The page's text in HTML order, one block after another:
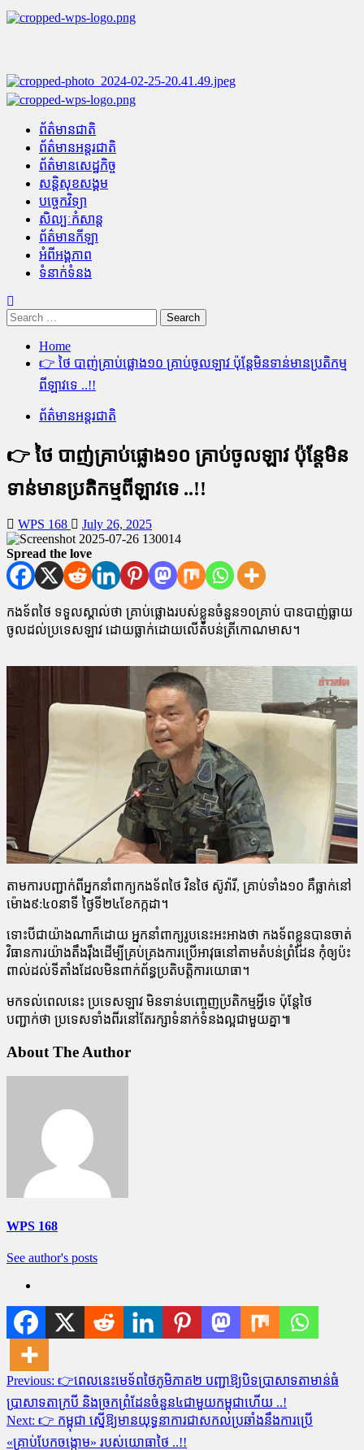
Skip
to
Primary
ព័ត៌មានជាតិ
ព័ត៌មានអន្តរជាតិ
ព័ត៌មានសេដ្ឋកិច្ច
សន្តិសុខសង្គម
បច្ចេកវិទ្យា
សិល្បៈកំសាន្ត
ព័ត៌មានកីឡា
អំពីអង្គភាព
ទំនាក់ទំនង
Search
for:
Home
👉 ថៃ បាញ់គ្រាប់ផ្លោង១០ គ្រាប់ចូលឡាវ ប៉ុន្តែមិនទាន់មានប្រតិកម្ម
ពីឡាវទេ ..!!
ព័ត៌មានអន្តរជាតិ
👉 ថៃ បាញ់គ្រាប់ផ្លោង១០ គ្រាប់ចូលឡាវ ប៉ុន្តែមិន
ទាន់មានប្រតិកម្មពីឡាវទេ ..!!
WPS 168 July 26, 2025
Spread the love
កងទ័ពថៃ ទទួលស្គាល់ថា គ្រាប់ផ្លោងរបស់ខ្លួនចំនួន១០គ្រាប់ បានបាញ់ធ្លាយ
ចូលដល់ប្រទេសឡាវ ដោយធ្លាក់ដោយលើតំបន់ត្រីកោណមាស។
តាមការបញ្ជាក់ពីអ្នកនាំពាក្យកងទ័ពថៃ វិនថៃ ស៊ូវ៉ារី, គ្រាប់ទាំង១០ គឺធ្លាក់នៅ
ម៉ោង៩:៤០នាទី ថ្ងៃទី២៤ខែកក្កដា។
ទោះបីជាយ៉ាងណាក៏ដោយ អ្នកនាំពាក្យរូបនេះអះអាងថា កងទ័ពខ្លួនបានចាត់
វិធានការយ៉ាងតឹងរ៉ឹងដើម្បីគ្រប់គ្រងការប្រើអាវុធនៅតាមតំបន់ព្រំដែន កុំឲ្យប៉ះ
ពាល់ដល់ទីតាំងដែលមិនពាក់ព័ន្ធប្រតិបត្តិការយោធា។
មកទល់ពេលនេះ ប្រទេសឡាវ មិនទាន់បញ្ចេញប្រតិកម្មអ្វីទេ ប៉ុន្តែថៃ
បញ្ជាក់ថា ប្រទេសទាំងពីរនៅតែរក្សាទំនាក់ទំនងល្អជាមួយគ្នា៕
About The Author
WPS 168
See author's posts
Post
navigation
Previous: 👉ពេលនេះមេទ័ពថៃភូមិភាគ២ បញ្ជាឱ្យបិទប្រាសាទតាមាន់ធំ
ប្រាសាទតាក្របី និងច្រកព្រំដែនចំនួន៤ជាមួយកម្ពុជាហើយ​ ..!
Next: 👉 កម្ពុជា ស្នើឱ្យមានយុទ្ធនាការជាសកលប្រឆាំង​នឹង​ការ​ប្រើ
«គ្រាប់បែក​ចង្កោម» ​របស់​យោធា​ថៃ ..!!